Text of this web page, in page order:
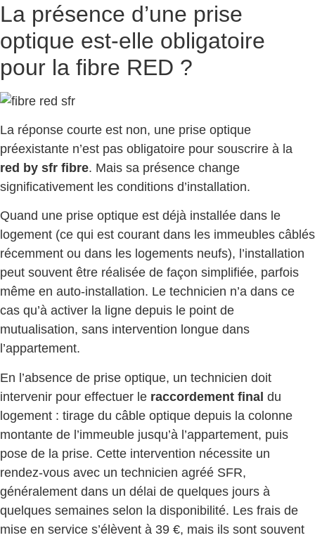
La présence d’une prise
optique est-elle obligatoire
pour la fibre RED ?
La réponse courte est non, une prise optique
préexistante n’est pas obligatoire pour souscrire à la
red by sfr fibre. Mais sa présence change
significativement les conditions d’installation.
Quand une prise optique est déjà installée dans le
logement (ce qui est courant dans les immeubles câblés
récemment ou dans les logements neufs), l’installation
peut souvent être réalisée de façon simplifiée, parfois
même en auto-installation. Le technicien n’a dans ce
cas qu’à activer la ligne depuis le point de
mutualisation, sans intervention longue dans
l’appartement.
En l’absence de prise optique, un technicien doit
intervenir pour effectuer le raccordement final du
logement : tirage du câble optique depuis la colonne
montante de l’immeuble jusqu’à l’appartement, puis
pose de la prise. Cette intervention nécessite un
rendez-vous avec un technicien agréé SFR,
généralement dans un délai de quelques jours à
quelques semaines selon la disponibilité. Les frais de
mise en service s’élèvent à 39 €, mais ils sont souvent